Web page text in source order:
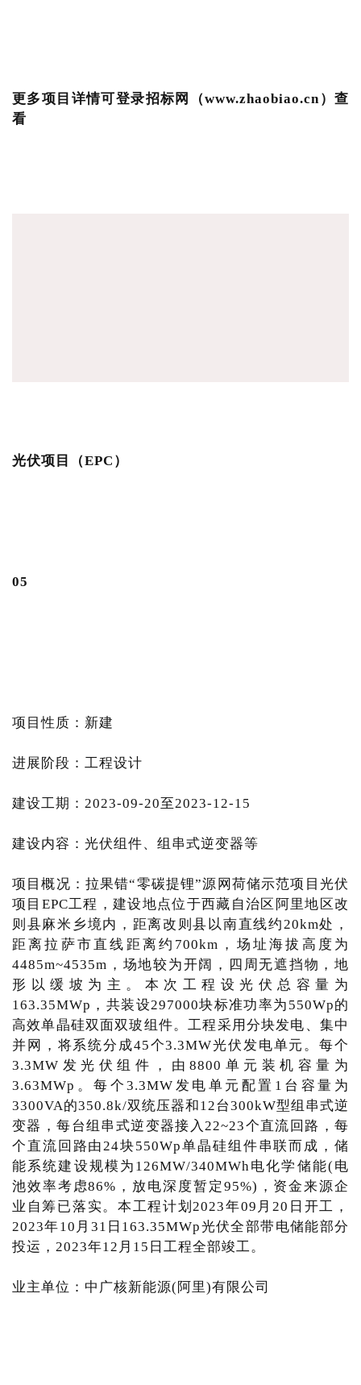
更多项目详情可登录招标网（www.zhaobiao.cn）查
看
光伏项目（EPC）
05
项目性质：新建
进展阶段：工程设计
建设工期：2023-09-20至2023-12-15
建设内容：光伏组件、组串式逆变器等
项目概况：拉果错“零碳提锂”源网荷储示范项目光伏
项目EPC工程，建设地点位于西藏自治区阿里地区改
则县麻米乡境内，距离改则县以南直线约20km处，
距离拉萨市直线距离约700km，场址海拔高度为
4485m~4535m，场地较为开阔，四周无遮挡物，地
形以缓坡为主。本次工程设光伏总容量为
163.35MWp，共装设297000块标准功率为550Wp的
高效单晶硅双面双玻组件。工程采用分块发电、集中
并网，将系统分成45个3.3MW光伏发电单元。每个
3.3MW发光伏组件，由8800单元装机容量为
3.63MWp。每个3.3MW发电单元配置1台容量为
3300VA的350.8k/双统压器和12台300kW型组串式逆
变器，每台组串式逆变器接入22~23个直流回路，每
个直流回路由24块550Wp单晶硅组件串联而成，储
能系统建设规模为126MW/340MWh电化学储能(电
池效率考虑86%，放电深度暂定95%)，资金来源企
业自筹已落实。本工程计划2023年09月20日开工，
2023年10月31日163.35MWp光伏全部带电储能部分
投运，2023年12月15日工程全部竣工。
业主单位：中广核新能源(阿里)有限公司